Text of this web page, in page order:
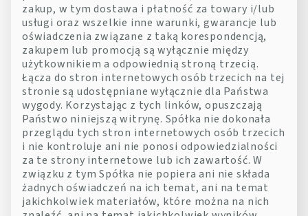
zakup, w tym dostawa i płatność za towary i/lub
usługi oraz wszelkie inne warunki, gwarancje lub
oświadczenia związane z taką korespondencją,
zakupem lub promocją są wyłącznie między
użytkownikiem a odpowiednią stroną trzecią.
Łącza do stron internetowych osób trzecich na tej
stronie są udostępniane wyłącznie dla Państwa
wygody. Korzystając z tych linków, opuszczają
Państwo niniejszą witrynę. Spółka nie dokonała
przeglądu tych stron internetowych osób trzecich
i nie kontroluje ani nie ponosi odpowiedzialności
za te strony internetowe lub ich zawartość. W
związku z tym Spółka nie popiera ani nie składa
żadnych oświadczeń na ich temat, ani na temat
jakichkolwiek materiałów, które można na nich